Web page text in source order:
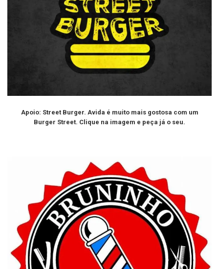
Apoio: Street Burger. Avida é muito mais gostosa com um
Burger Street. Clique na imagem e peça já o seu.